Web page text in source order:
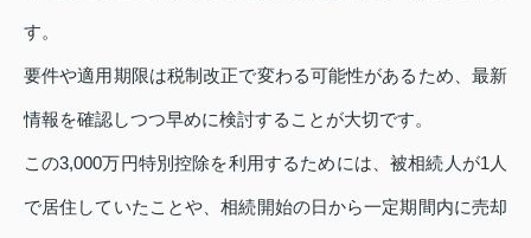
す。
要件や適用期限は税制改正で変わる可能性があるため、最新
情報を確認しつつ早めに検討することが大切です。
この3,000万円特別控除を利用するためには、被相続人が1人
で居住していたことや、相続開始の日から一定期間内に売却